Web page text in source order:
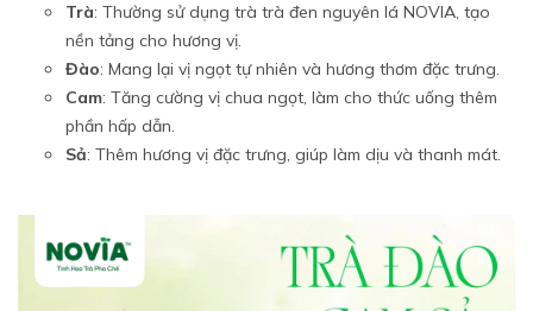
Trà: Thường sử dụng trà trà đen nguyên lá NOVIA, tạo
nền tảng cho hương vị.
Đào: Mang lại vị ngọt tự nhiên và hương thơm đặc trưng.
Cam: Tăng cường vị chua ngọt, làm cho thức uống thêm
phần hấp dẫn.
Sả: Thêm hương vị đặc trưng, giúp làm dịu và thanh mát.